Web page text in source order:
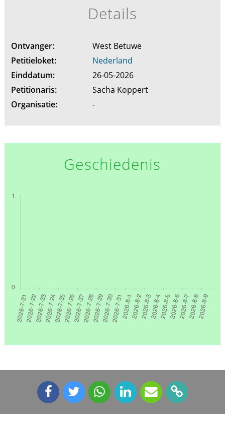
Details
Ontvanger:
West Betuwe
Petitieloket:
Nederland
Einddatum:
26-05-2026
Petitionaris:
Sacha Koppert
Organisatie:
-
Geschiedenis